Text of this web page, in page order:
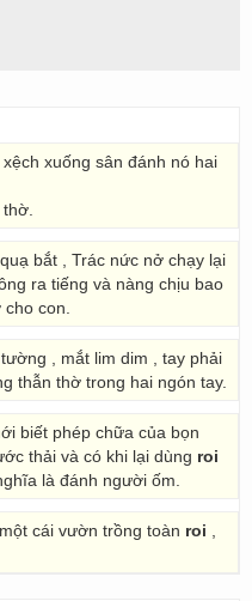
xuống sân đánh nó hai
bắt , Trác nức nở chạy lại
ra tiếng và nàng chịu bao
con.
, mắt lim dim , tay phải
thẫn thờ trong hai ngón tay.
biết phép chữa của bọn
thải và có khi lại dùng roi
là đánh người ốm.
cái vườn trồng toàn roi